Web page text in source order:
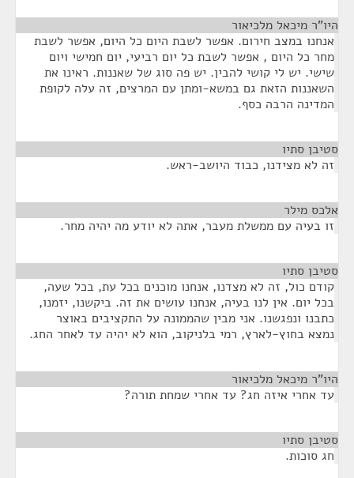
היו"ר מיכאל מלכיאור
אנחנו במצב חירום. אפשר לשבת היום כל היום, אפשר לשבת
מחר כל היום , אפשר לשבת כל יום רביעי, יום חמישי ויום
שישי. יש לי קושי להבין. יש פה סוג של שאננות. ראינו את
השאננות הזאת גם במשא-ומתן עם המרצים, זה עלה לקופת
המדינה הרבה כסף.
סטיבן סתיו
זה לא מצידנו, כבוד היושב-ראש.
אלכס מילר
זו בעיה עם ממשלת מעבר, אתה לא יודע מה יהיה מחר.
סטיבן סתיו
קודם כול, זה לא מצדנו, אנחנו מוכנים בכל עת, בכל שעה,
בכל יום. אין לנו בעיה, אנחנו עושים את זה. ביקשנו, יזמנו,
כתבנו ונפגשנו. אני מבין שהממונה על התקציבים באוצר
נמצא בחוץ-לארץ, רמי בלניקוב, הוא לא יהיה עד לאחר החג.
היו"ר מיכאל מלכיאור
עד אחרי איזה חג? עד אחרי שמחת תורה?
סטיבן סתיו
חג סוכות.